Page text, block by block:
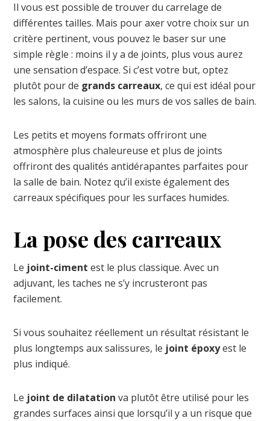
Il vous est possible de trouver du carrelage de
différentes tailles. Mais pour axer votre choix sur un
critère pertinent, vous pouvez le baser sur une
simple règle : moins il y a de joints, plus vous aurez
une sensation d’espace. Si c’est votre but, optez
plutôt pour de grands carreaux, ce qui est idéal pour
les salons, la cuisine ou les murs de vos salles de bain.
Les petits et moyens formats offriront une
atmosphère plus chaleureuse et plus de joints
offriront des qualités antidérapantes parfaites pour
la salle de bain. Notez qu’il existe également des
carreaux spécifiques pour les surfaces humides.
La pose des carreaux
Le joint-ciment est le plus classique. Avec un
adjuvant, les taches ne s’y incrusteront pas
facilement.
Si vous souhaitez réellement un résultat résistant le
plus longtemps aux salissures, le joint époxyest le
plus indiqué.
Le joint de dilatation va plutôt être utilisé pour les
grandes surfaces ainsi que lorsqu’il y a un risque que